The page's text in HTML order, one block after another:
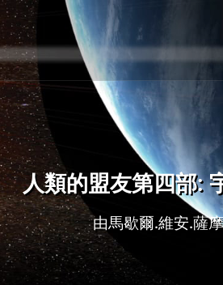
人類的盟友第四部:
由馬歇爾.維安.薩